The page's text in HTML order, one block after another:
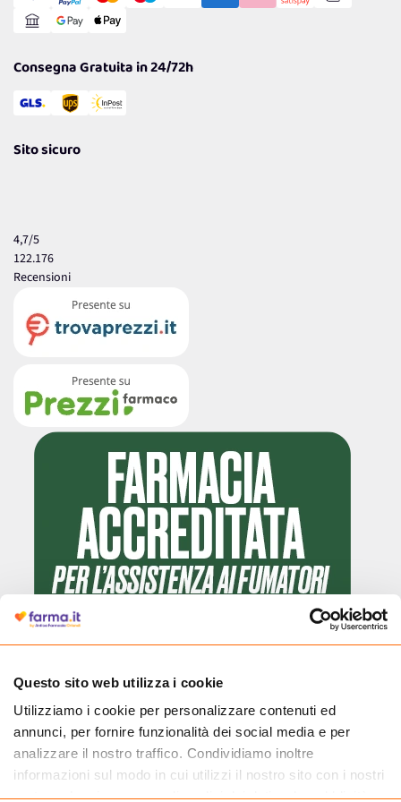
Questo sito web utilizza i cookie
Utilizziamo i cookie per personalizzare contenuti ed
annunci, per fornire funzionalità dei social media e per
analizzare il nostro traffico. Condividiamo inoltre
informazioni sul modo in cui utilizzi il nostro sito con i nostri
partner che si occupano di analisi dei dati web, pubblicità e
Reso Facile e Veloce
Consegna Gratuita in 24/72h
Sito sicuro
4,7/5
122.176
Recensioni
Cliccando il badge, puoi verificare che Farma.it è un'entità regolarmente
autorizzata dal Ministero della Salute a effettuare la vendita online di
medicinali.